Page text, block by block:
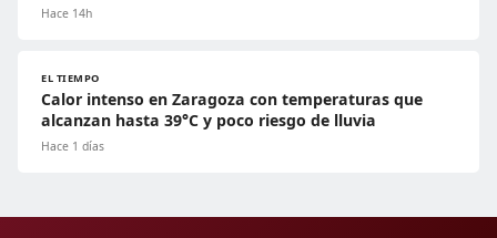
Hace 14h
EL TIEMPO
Calor intenso en Zaragoza con temperaturas que
alcanzan hasta 39°C y poco riesgo de lluvia
Hace 1 días